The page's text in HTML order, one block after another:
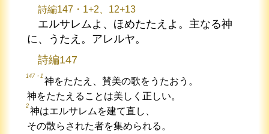
詩編147・1+2、12+13
エルサレムよ、ほめたたえよ。主なる神
に、うたえ。アレルヤ。
詩編147
147・1
神をたたえ、賛美の歌をうたおう。
神をたたえることは美しく正しい。
2
神はエルサレムを建て直し、
その散らされた者を集められる。